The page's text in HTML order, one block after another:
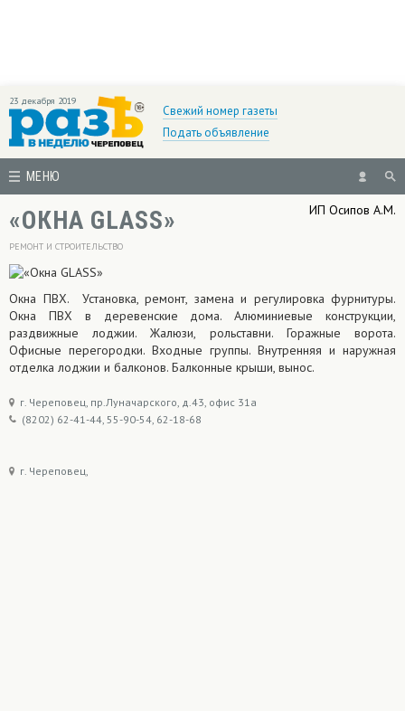
23 декабря 2019
Свежий номер газеты
Подать объявление
МЕНЮ
«ОКНА GLASS» ИП Осипов А.М.
РЕМОНТ И СТРОИТЕЛЬСТВО
Окна ПВХ. Установка, ремонт, замена и регулировка фурнитуры.
Окна ПВХ в деревенские дома. Алюминиевые конструкции,
раздвижные лоджии. Жалюзи, рольставни. Горажные ворота.
Офисные перегородки. Входные группы. Внутренняя и наружная
отделка лоджии и балконов. Балконные крыши, вынос.
г. Череповец, пр.Луначарского, д.43, офис 31а
(8202) 62-41-44, 55-90-54, 62-18-68
г. Череповец,